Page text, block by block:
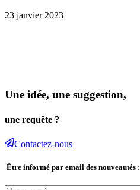
23 janvier 2023
Une idée, une suggestion,
une requête ?
Contactez-nous
Être informé par email des nouveautés :